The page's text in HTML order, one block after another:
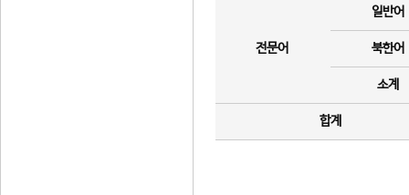
전문어
일반어
북한어
소계
합계